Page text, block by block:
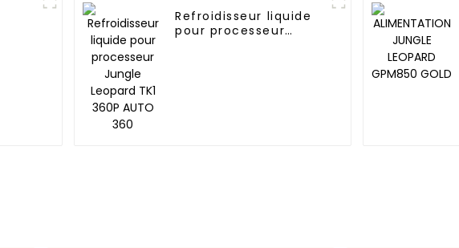
Refroidisseur liquide
pour processeur